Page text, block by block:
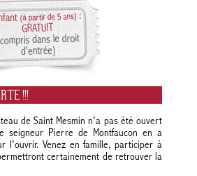
!!!
de Saint Mesmin n'a pas été ouvert
seigneur Pierre de Montfaucon en a
l'ouvrir. Venez en famille, participer à
certainement de retrouver la